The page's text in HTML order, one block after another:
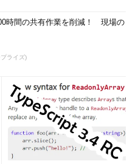
時間の共有作業を削減！ 現場の
ライズ)